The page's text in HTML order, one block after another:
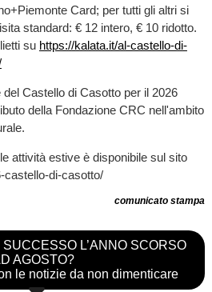
Card; per tutti gli altri si
standard: € 12 intero, € 10 ridotto.
su https://kalata.it/al-castello-di-
Castello di Casotto per il 2026
della Fondazione CRC nell'ambito
attività estive è disponibile sul sito
castello-di-casotto/
comunicato stampa
L’ANNO SCORSO
AGOSTO?
le notizie da non dimenticare